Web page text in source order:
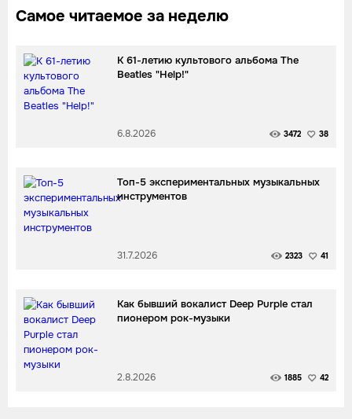
Самое читаемое за неделю
К 61-летию культового альбома The
Beatles "Help!"
6.8.2026 3472 38
Топ-5 экспериментальных музыкальных
инструментов
31.7.2026 2323 41
Как бывший вокалист Deep Purple стал
пионером рок-музыки
2.8.2026 1885 42